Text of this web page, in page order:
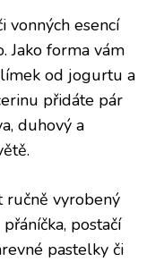
vonných esencí
Jako forma vám
od jogurtu a
přidáte pár
duhový a
ručně vyrobený
postačí
pastelky či